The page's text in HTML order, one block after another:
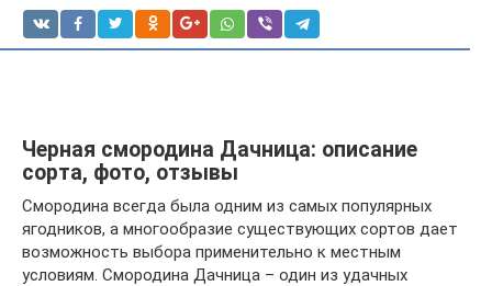
Черная смородина Дачница: описание
сорта, фото, отзывы
Смородина всегда была одним из самых популярных
ягодников, а многообразие существующих сортов дает
возможность выбора применительно к местным
условиям. Смородина Дачница – один из удачных